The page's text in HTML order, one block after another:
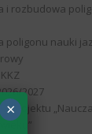
i rozbudowa
poligonu nauki
2027
projektu
×